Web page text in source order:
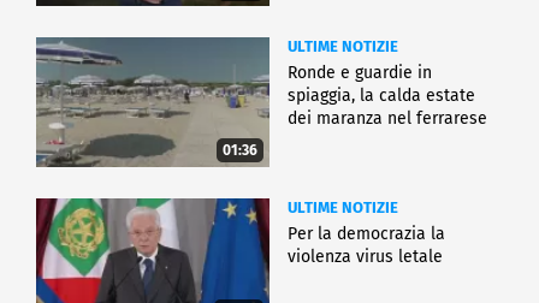
01:36
ULTIME NOTIZIE
Ronde e guardie in
spiaggia, la calda estate
dei maranza nel ferrarese
ULTIME NOTIZIE
Per la democrazia la
violenza virus letale